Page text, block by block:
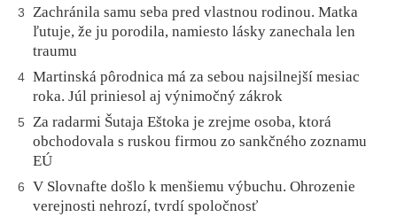
3
Zachránila samu seba pred vlastnou rodinou. Matka
ľutuje, že ju porodila, namiesto lásky zanechala len
traumu
4 Martinská pôrodnica má za sebou najsilnejší mesiac
roka. Júl priniesol aj výnimočný zákrok
5
Za radarmi Šutaja Eštoka je zrejme osoba, ktorá
obchodovala s ruskou firmou zo sankčného zoznamu
EÚ
6
V Slovnafte došlo k menšiemu výbuchu. Ohrozenie
verejnosti nehrozí, tvrdí spoločnosť